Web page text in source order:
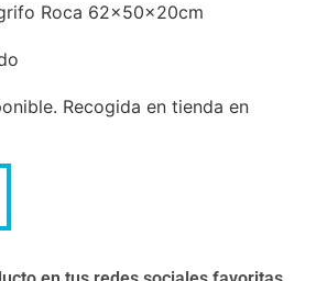
Roca 62x50x20cm
Recogida en tienda en